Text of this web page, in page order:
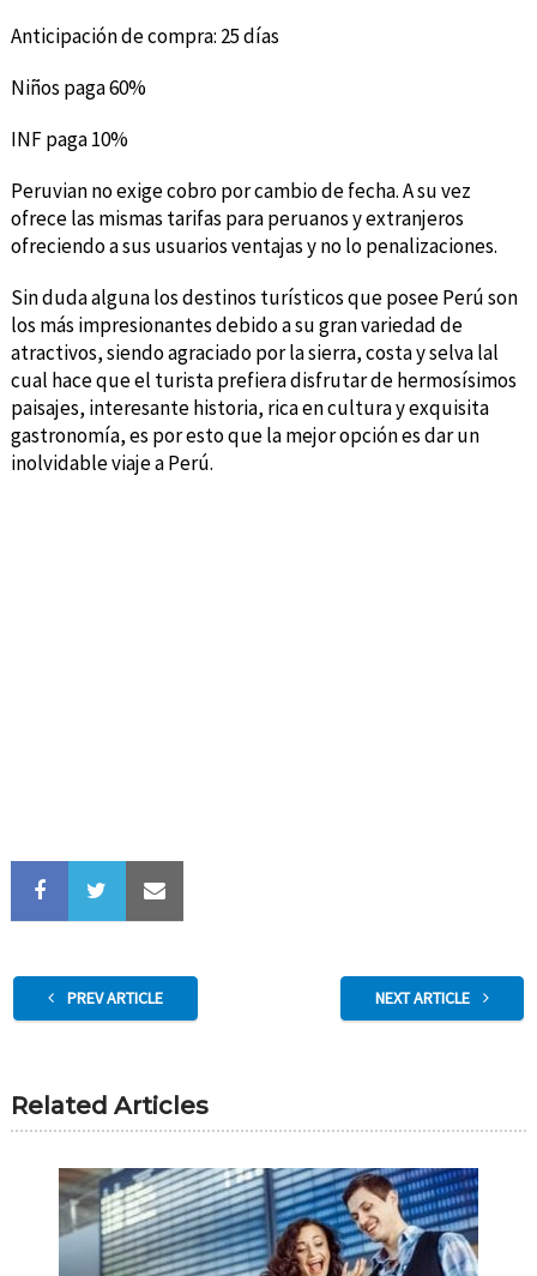
Anticipación de compra: 25 días
Niños paga 60%
INF paga 10%
Peruvian no exige cobro por cambio de fecha. A su vez
ofrece las mismas tarifas para peruanos y extranjeros
ofreciendo a sus usuarios ventajas y no lo penalizaciones.
Sin duda alguna los destinos turísticos que posee Perú son
los más impresionantes debido a su gran variedad de
atractivos, siendo agraciado por la sierra, costa y selva lal
cual hace que el turista prefiera disfrutar de hermosísimos
paisajes, interesante historia, rica en cultura y exquisita
gastronomía, es por esto que la mejor opción es dar un
inolvidable viaje a Perú.
PREV ARTICLE NEXT ARTICLE
Related Articles